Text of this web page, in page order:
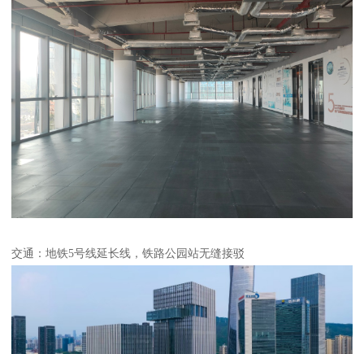
交通：地铁5号线延长线，铁路公园站无缝接驳